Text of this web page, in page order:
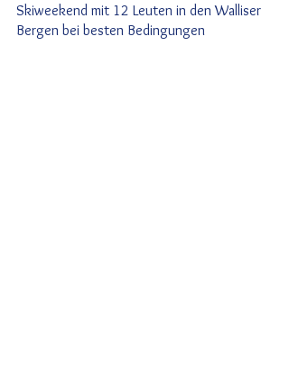
Skiweekend mit 12 Leuten in den Walliser
Bergen bei besten Bedingungen